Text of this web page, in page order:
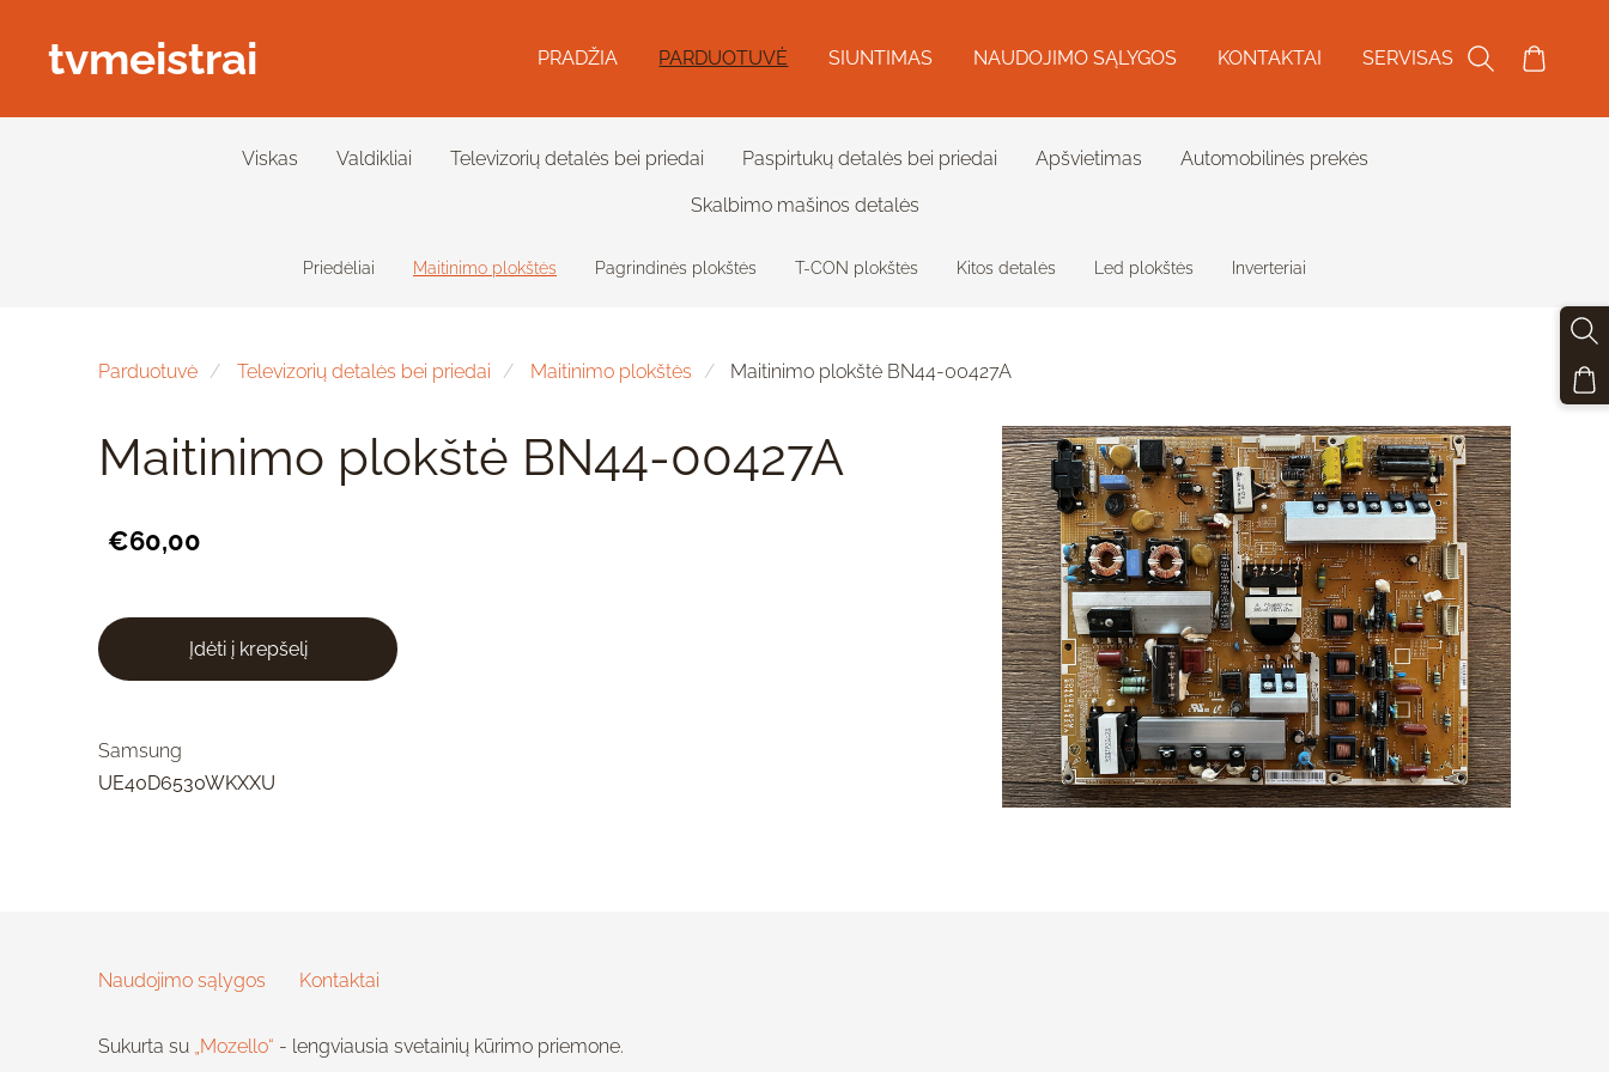
tvmeistrai PRADŽIA PARDUOTUVĖ SIUNTIMAS NAUDOJIMO SĄLYGOS KONTAKTAI SERVISAS
Viskas Valdikliai Televizorių detalės bei priedai Paspirtukų detalės bei priedai Apšvietimas Automobilinės prekės
Skalbimo mašinos detalės
Priedėliai Maitinimo plokštės Pagrindinės plokštės T-CON plokštės Kitos detalės Led plokštės Inverteriai
Parduotuvė Televizorių detalės bei priedai Maitinimo plokštės Maitinimo plokštė BN44-00427A
Maitinimo plokštė BN44-00427A
€60,00
Įdėti į krepšelį
Samsung
UE40D6530WKXXU
Naudojimo sąlygos Kontaktai
Sukurta su „Mozello“ - lengviausia svetainių kūrimo priemone.